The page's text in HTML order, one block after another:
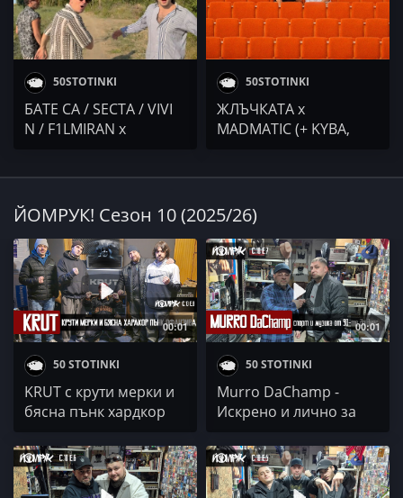
50STOTINKI
БАТЕ СА / SECTA / VIVI
N / F1LMIRAN x
50STOTINKI
ЖЛЪЧКАТА x
MADMATIC (+ KYBA,
PATRON x EXC) /
Mr.ExTaZy / PLAMBATA
ЙОМРУК! Сезон 10 (2025/26)
00:01
50 STOTINKI
KRUT с крути мерки и
бясна пънк хардкор
00:01
50 STOTINKI
Murro DaChamp -
Искрено и лично за
Sniper Records и ... |
Еп 7 / С 10